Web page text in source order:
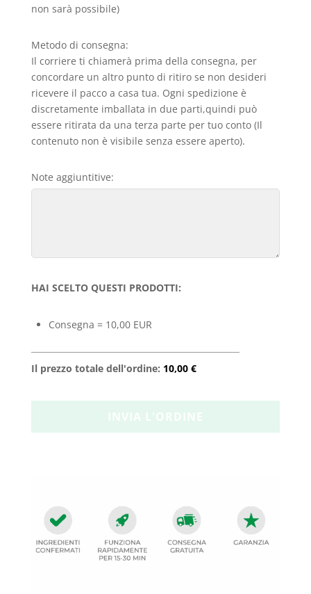
non sarà possibile)
Metodo di consegna:
Il corriere ti chiamerà prima della consegna, per
concordare un altro punto di ritiro se non desideri
ricevere il pacco a casa tua. Ogni spedizione è
discretamente imballata in due parti,quindi può
essere ritirata da una terza parte per tuo conto (Il
contenuto non è visibile senza essere aperto).
Note aggiuntitive:
HAI SCELTO QUESTI PRODOTTI:
Consegna = 10,00 EUR
Il prezzo totale dell'ordine: 10,00 €